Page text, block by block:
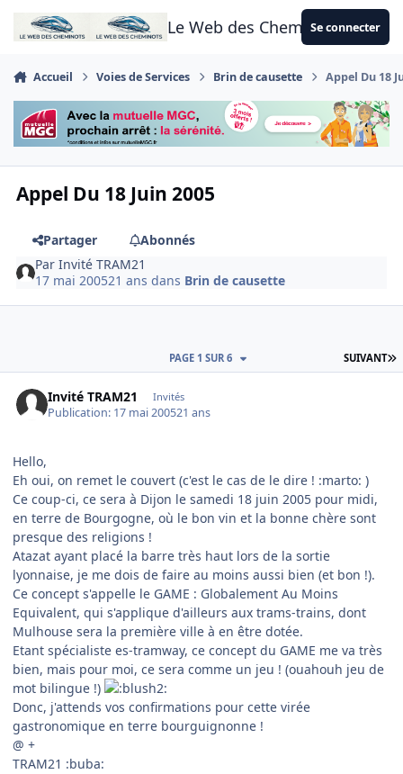
Aller au contenu
Le Web des CheminotsSe connecter
Accueil Voies de Services Brin de causette Appel Du 18
Appel Du 18 Juin 2005
Partager
Abonnés
ParInvité TRAM21
17 mai 200521 ans dans Brin de causette
SUIVANT
PAGE 1 SUR 6
Invité TRAM21 Invités
Publication: 17 mai 200521 ans
Hello,
Eh oui, on remet le couvert (c'est le cas de le dire ! :marto: )
Ce coup-ci, ce sera à Dijon le samedi 18 juin 2005 pour midi,
en terre de Bourgogne, où le bon vin et la bonne chère sont
presque des religions !
Atazat ayant placé la barre très haut lors de la sortie
lyonnaise, je me dois de faire au moins aussi bien (et bon !).
Ce concept s'appelle le GAME : Globalement Au Moins
Equivalent, qui s'applique d'ailleurs aux trams-trains, dont
Mulhouse sera la première ville à en être dotée.
Etant spécialiste es-tramway, ce concept du GAME me va très
bien, mais pour moi, ce sera comme un jeu ! (ouahouh jeu de
mot bilingue !)
Donc, j'attends vos confirmations pour cette virée
gastronomique en terre bourguignonne !
@ +
TRAM21 :buba: